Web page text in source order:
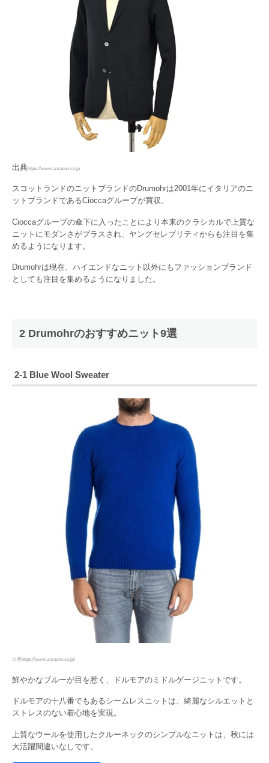
出典https://www.amazon.co.jp
スコットランドのニットブランドのDrumohrは2001年にイタリアのニ
ットブランドであるCioccaグループが買収。
Cioccaグループの傘下に入ったことにより本来のクラシカルで上質な
ニットにモダンさがプラスされ、ヤングセレブリティからも注目を集
めるようになります。
Drumohrは現在、ハイエンドなニット以外にもファッションブランド
としても注目を集めるようになりました。
2 Drumohrのおすすめニット9選
2-1 Blue Wool Sweater
出典https://www.amazon.co.jp/
鮮やかなブルーが目を惹く、ドルモアのミドルゲージニットです。
ドルモアの十八番でもあるシームレスニットは、綺麗なシルエットと
ストレスのない着心地を実現。
上質なウールを使用したクルーネックのシンプルなニットは、秋には
大活躍間違いなしです。